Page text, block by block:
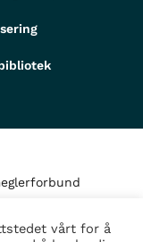
vårt for å